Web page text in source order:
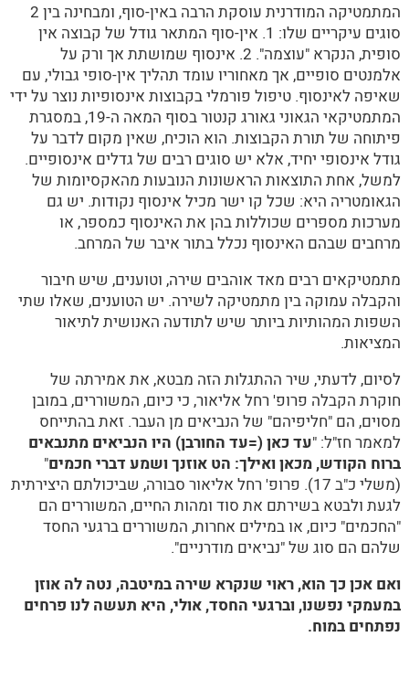
המתמטיקה המודרנית עוסקת הרבה באין-סוף, ומבחינה בין 2
סוגים עיקריים שלו: 1. אין-סוף המתאר גודל של קבוצה אין
סופית, הנקרא "עוצמה". 2. אינסוף שמושתת אך ורק על
אלמנטים סופיים, אך מאחוריו עומד תהליך אין-סופי גבולי, עם
שאיפה לאינסוף. טיפול פורמלי בקבוצות אינסופיות נוצר על ידי
המתמטיקאי הגאוני גאורג קנטור בסוף המאה ה-19, במסגרת
פיתוחה של תורת הקבוצות. הוא הוכיח, שאין מקום לדבר על
גודל אינסופי יחיד, אלא יש סוגים רבים של גדלים אינסופיים.
למשל, אחת התוצאות הראשונות הנובעות מהאקסיומות של
הגאומטריה היא: שכל קו ישר מכיל אינסוף נקודות. יש גם
מערכות מספרים שכוללות בהן את האינסוף כמספר, או
מרחבים שבהם האינסוף נכלל בתור איבר של המרחב.
מתמטיקאים רבים מאד אוהבים שירה, וטוענים, שיש חיבור
והקבלה עמוקה בין מתמטיקה לשירה. יש הטוענים, שאלו שתי
השפות המהותיות ביותר שיש לתודעה האנושית לתיאור
המציאות.
לסיום, לדעתי, שיר ההתגלות הזה מבטא, את אמירתה של
חוקרת הקבלה פרופ' רחל אליאור, כי כיום, המשוררים, במובן
מסוים, הם "חליפיהם" של הנביאים מן העבר. זאת בהתייחס
למאמר חז"ל: "עד כאן (=עד החורבן) היו הנביאים מתנבאים
ברוח הקודש, מכאן ואילך: הט אוזנך ושמע דברי חכמים"
(משלי כ"ב 17). פרופ' רחל אליאור סבורה, שביכולתם היצירתית
לגעת ולבטא בשירתם את סוד ומהות החיים, המשוררים הם
"החכמים" כיום, או במילים אחרות, המשוררים ברגעי החסד
שלהם הם סוג של "נביאים מודרניים".
ואם אכן כך הוא, ראוי שנקרא שירה במיטבה, נטה לה אוזן
במעמקי נפשנו, וברגעי החסד, אולי, היא תעשה לנו פרחים
נפתחים במוח.